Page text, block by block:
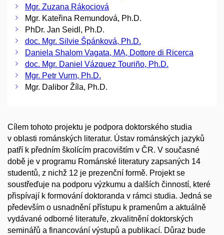
Mgr. Zuzana Rákociová
Mgr. Kateřina Remundová, Ph.D.
PhDr. Jan Seidl, Ph.D.
doc. Mgr. Silvie Špánková, Ph.D.
Daniela Shalom Vagata, MA, Dottore di Ricerca
doc. Mgr. Daniel Vázquez Touriño, Ph.D.
Mgr. Petr Vurm, Ph.D.
Mgr. Dalibor Žíla, Ph.D.
Cílem tohoto projektu je podpora doktorského studia
v oblasti románských literatur. Ústav románských jazyků
patří k předním školícím pracovištím v ČR. V současné
době je v programu Románské literatury zapsaných 14
studentů, z nichž 12 je prezenční formě. Projekt se
soustřeďuje na podporu výzkumu a dalších činností, které
přispívají k formování doktoranda v rámci studia. Jedná se
především o usnadnění přístupu k pramenům a aktuálně
vydávané odborné literatuře, zkvalitnění doktorských
seminářů a financování výstupů a publikací. Důraz bude